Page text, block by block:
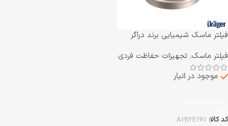
فیلتر ماسک شیمیایی برند دراگر
فیلتر ماسک, تجهیزات حفاظت فردی
موجود در انبار
کد کالا: A2B2E2K1